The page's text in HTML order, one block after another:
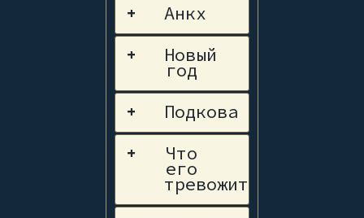
+ Анкх
+ Новый
год
+ Подкова
+ Что
его
тревожит